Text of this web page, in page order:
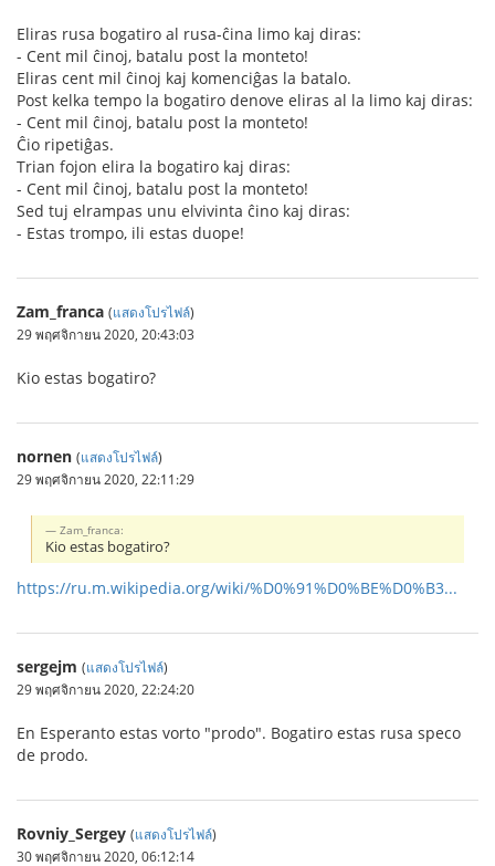
Eliras rusa bogatiro al rusa-ĉina limo kaj diras:
- Cent mil ĉinoj, batalu post la monteto!
Eliras cent mil ĉinoj kaj komenciĝas la batalo.
Post kelka tempo la bogatiro denove eliras al la limo kaj diras:
- Cent mil ĉinoj, batalu post la monteto!
Ĉio ripetiĝas.
Trian fojon elira la bogatiro kaj diras:
- Cent mil ĉinoj, batalu post la monteto!
Sed tuj elrampas unu elvivinta ĉino kaj diras:
- Estas trompo, ili estas duope!
Zam_franca (แสดงโปรไฟล์)
29 พฤศจิกายน 2020, 20:43:03
Kio estas bogatiro?
nornen (แสดงโปรไฟล์)
29 พฤศจิกายน 2020, 22:11:29
Zam_franca:
Kio estas bogatiro?
https://ru.m.wikipedia.org/wiki/%D0%91%D0%BE%D0%B3...
sergejm (แสดงโปรไฟล์)
29 พฤศจิกายน 2020, 22:24:20
En Esperanto estas vorto "prodo". Bogatiro estas rusa speco
de prodo.
Rovniy_Sergey (แสดงโปรไฟล์)
30 พฤศจิกายน 2020, 06:12:14